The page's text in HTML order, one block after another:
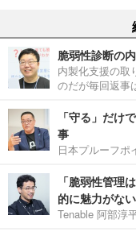
脆弱性診断の
内製化支援の取
のだが毎回返事
「守る」だけ
事
日本プルーフポ
「脆弱性管理
的に魅力がな
Tenable 阿部淳